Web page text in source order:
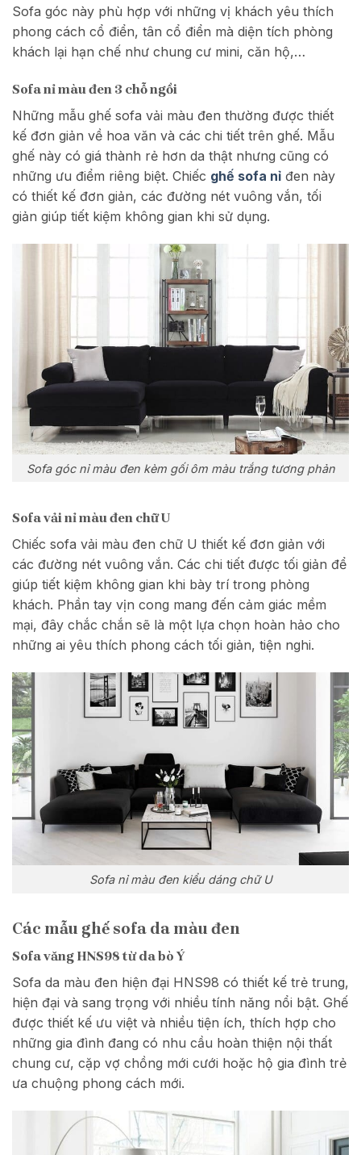
Sofa góc này phù hợp với những vị khách yêu thích
phong cách cổ điển, tân cổ điển mà diện tích phòng
khách lại hạn chế như chung cư mini, căn hộ,…
Sofa nỉ màu đen 3 chỗ ngồi
Những mẫu ghế sofa vải màu đen thường được thiết
kế đơn giản về hoa văn và các chi tiết trên ghế. Mẫu
ghế này có giá thành rẻ hơn da thật nhưng cũng có
những ưu điểm riêng biệt. Chiếc ghế sofa nỉ đen này
có thiết kế đơn giản, các đường nét vuông vắn, tối
giản giúp tiết kiệm không gian khi sử dụng.
Sofa góc nỉ màu đen kèm gối ôm màu trắng tương phản
Sofa vải nỉ màu đen chữ U
Chiếc sofa vải màu đen chữ U thiết kế đơn giản với
các đường nét vuông vắn. Các chi tiết được tối giản để
giúp tiết kiệm không gian khi bày trí trong phòng
khách. Phần tay vịn cong mang đến cảm giác mềm
mại, đây chắc chắn sẽ là một lựa chọn hoàn hảo cho
những ai yêu thích phong cách tối giản, tiện nghi.
Sofa nỉ màu đen kiểu dáng chữ U
Các mẫu ghế sofa da màu đen
Sofa văng HNS98 từ da bò Ý
Sofa da màu đen hiện đại HNS98 có thiết kế trẻ trung,
hiện đại và sang trọng với nhiều tính năng nổi bật. Ghế
được thiết kế ưu việt và nhiều tiện ích, thích hợp cho
những gia đình đang có nhu cầu hoàn thiện nội thất
chung cư, cặp vợ chồng mới cưới hoặc hộ gia đình trẻ
ưa chuộng phong cách mới.